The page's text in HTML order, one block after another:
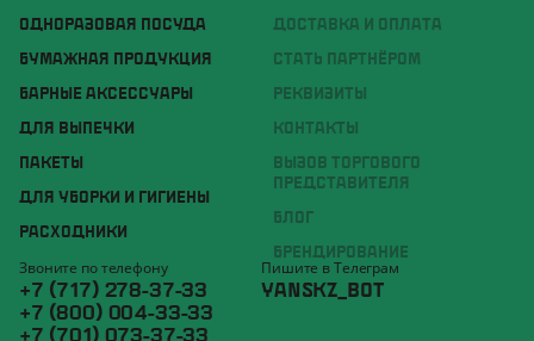
ОДНОРАЗОВАЯ ПОСУДА
БУМАЖНАЯ ПРОДУКЦИЯ
БАРНЫЕ АКСЕССУАРЫ
ДЛЯ ВЫПЕЧКИ
ПАКЕТЫ
ДЛЯ УБОРКИ И ГИГИЕНЫ
РАСХОДНИКИ
ДОСТАВКА И ОПЛАТА
СТАТЬ ПАРТНЁРОМ
РЕКВИЗИТЫ
КОНТАКТЫ
ВЫЗОВ ТОРГОВОГО
ПРЕДСТАВИТЕЛЯ
БЛОГ
БРЕНДИРОВАНИЕ
Звоните по телефону
+7 (717) 278-37-33
+7 (800) 004-33-33
+7 (701) 073-37-33
Пишите в Телеграм
YANSKZ_BOT